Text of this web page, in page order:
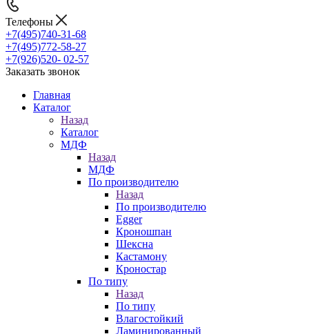
Телефоны
+7(495)740-31-68
+7(495)772-58-27
+7(926)520- 02-57
Заказать звонок
Главная
Каталог
Назад
Каталог
МДФ
Назад
МДФ
По производителю
Назад
По производителю
Egger
Кроношпан
Шексна
Кастамону
Кроностар
По типу
Назад
По типу
Влагостойкий
Ламинированный